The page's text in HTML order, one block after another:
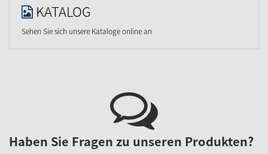
KATALOG
Sehen Sie sich unsere Kataloge online an
Haben Sie Fragen zu unseren Produkten?